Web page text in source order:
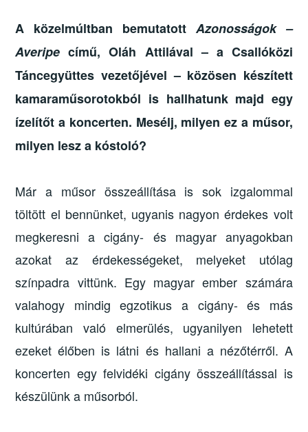
A közelmúltban bemutatott Azonosságok –
Averipecímű, Oláh Attilával – a Csallóközi
Táncegyüttes vezetőjével – közösen készített
kamaraműsorotokból is hallhatunk majd egy
ízelítőt a koncerten. Mesélj, milyen ez a műsor,
milyen lesz a kóstoló?
Már a műsor összeállítása is sok izgalommal
töltött el bennünket, ugyanis nagyon érdekes volt
megkeresni a cigány- és magyar anyagokban
azokat az érdekességeket, melyeket utólag
színpadra vittünk. Egy magyar ember számára
valahogy mindig egzotikus a cigány- és más
kultúrában való elmerülés, ugyanilyen lehetett
ezeket élőben is látni és hallani a nézőtérről. A
koncerten egy felvidéki cigány összeállítással is
készülünk a műsorból.